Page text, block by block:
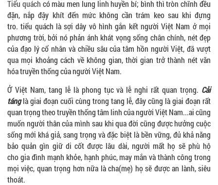
Tiểu quách có màu men lung linh huyền bí; bình thì tròn chĩnh đều
đặn, nắp đậy khít đến mức không cần trám keo sau khi đựng
tro. tiểu quách là sợi dây vô hình gắn kết người Việt Nam ở mọi
phương trời, bởi nó phản ánh khát vọng sống chân chính, nét đẹp
của đạo lý cổ nhân và chiều sâu của tâm hồn người Việt, đã vượt
qua mọi khoảng cách về không gian, thời gian trở thành nét văn
hóa truyền thống của người Việt Nam.
Ở Việt Nam, tang lễ là phong tục và lễ nghi rất quan trọng. Cải
tánglà giai đoạn cuối cùng trong tang lễ, đây cũng là giai đoạn rất
quan trọng theo truyền thống tâm linh của người Việt Nam...ai cũng
muốn người thân của mình sau khi qua đời cũng được hưởng cuộc
sống mới khá giả, sang trọng và đặc biệt là bền vững, đủ khả năng
bảo quản gìn giữ di cốt được lâu dài, người mất họ sẽ phù hộ
cho gia đình mạnh khỏe, hạnh phúc, may mắn và thành công trong
mọi việc, quan trọng hơn nữa là cha(mẹ) họ sẽ được an lành, siêu
thoát.